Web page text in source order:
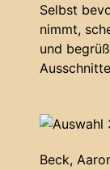
Selbst
nimmt,
und
Beck,